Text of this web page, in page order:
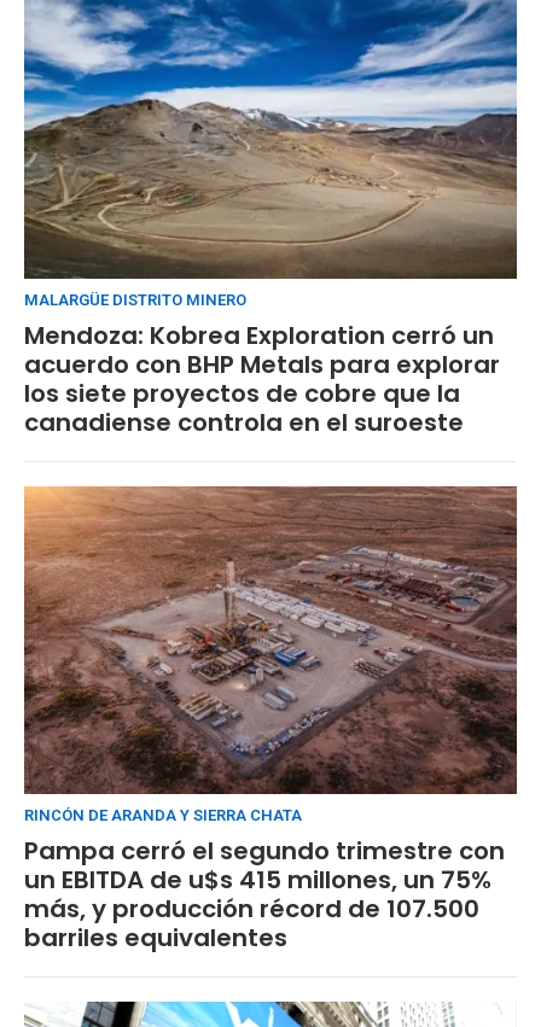
MALARGÜE DISTRITO MINERO
Mendoza: Kobrea Exploration cerró un
acuerdo con BHP Metals para explorar
los siete proyectos de cobre que la
canadiense controla en el suroeste
RINCÓN DE ARANDA Y SIERRA CHATA
Pampa cerró el segundo trimestre con
un EBITDA de u$s 415 millones, un 75%
más, y producción récord de 107.500
barriles equivalentes